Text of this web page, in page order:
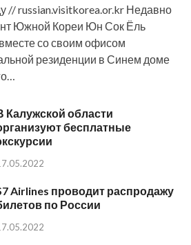
// russian.visitkorea.or.kr Недавно
Южной Кореи Юн Сок Ёль
со своим офисом
резиденции в Синем доме
Калужской области
бесплатные
Airlines проводит распродажу
по России